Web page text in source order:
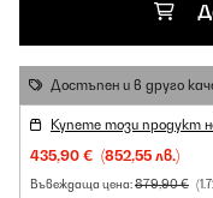
Достъпен и в друго
Купете този продукт
435,90 € (852,55 лв.)
Въвеждаща цена:879,90 €